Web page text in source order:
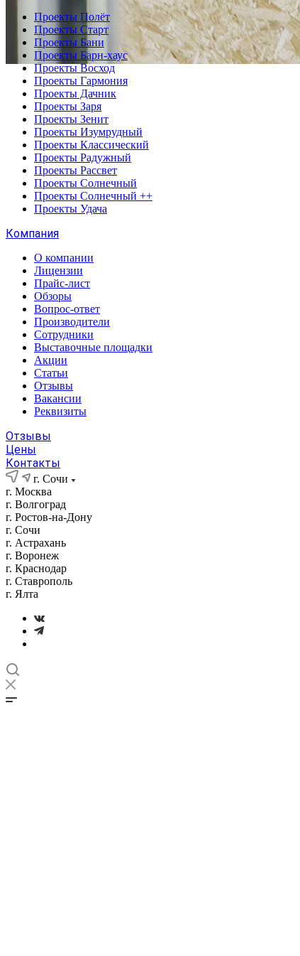
Проекты Полёт
Проекты Старт
Проекты Бани
Проекты Барн-хаус
Проекты Восход
Проекты Гармония
Проекты Дачник
Проекты Заря
Проекты Зенит
Проекты Изумрудный
Проекты Классический
Проекты Радужный
Проекты Рассвет
Проекты Солнечный
Проекты Солнечный ++
Проекты Удача
Компания
О компании
Лицензии
Прайс-лист
Обзоры
Вопрос-ответ
Производители
Сотрудники
Выставочные площадки
Акции
Статьи
Отзывы
Вакансии
Реквизиты
Отзывы
Цены
Контакты
г. Сочи
г. Москва
г. Волгоград
г. Ростов-на-Дону
г. Сочи
г. Астрахань
г. Воронеж
г. Краснодар
г. Ставрополь
г. Ялта